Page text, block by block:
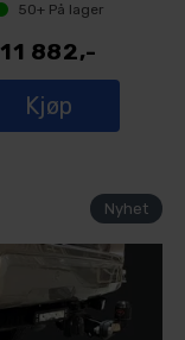
50+På lager
11 882,-
Kjøp